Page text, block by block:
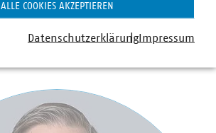
ALLE COOKIES AKZEPTIEREN
DatenschutzerklärungImpressum